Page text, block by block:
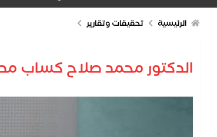
لمصر
الرئيسية تحقيقات وتقارير
الدكتور محمد صلاح كساب